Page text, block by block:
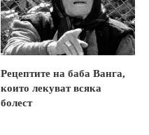
Рецептите на баба Ванга,
които лекуват всяка
болест